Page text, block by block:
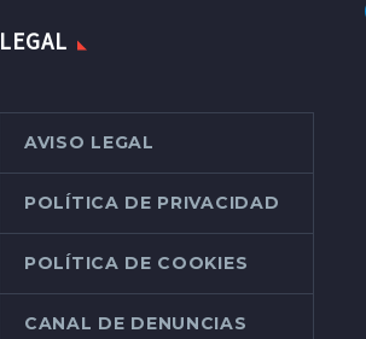
LEGAL
AVISO LEGAL
POLÍTICA DE PRIVACIDAD
POLÍTICA DE COOKIES
CANAL DE DENUNCIAS